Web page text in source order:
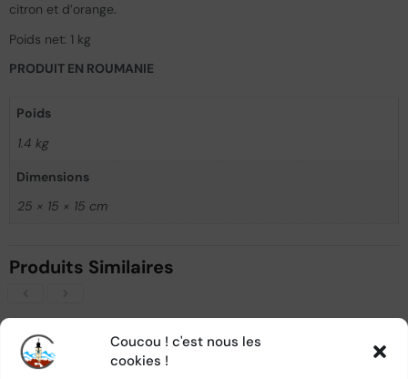
Coucou ! c'est nous les
cookies !
citron et d’orange.
Poids net: 1 kg
PRODUIT EN ROUMANIE
Poids
1.4 kg
Dimensions
25 × 15 × 15 cm
Produits Similaires
- 10%